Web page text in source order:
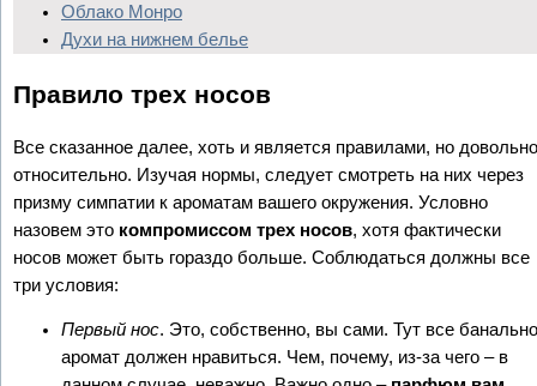
Облако Монро
Духи на нижнем белье
Правило трех носов
Все сказанное далее, хоть и является правилами, но довольно
относительно. Изучая нормы, следует смотреть на них через
призму симпатии к ароматам вашего окружения. Условно
назовем это компромиссом трех носов, хотя фактически
носов может быть гораздо больше. Соблюдаться должны все
три условия:
Первый нос. Это, собственно, вы сами. Тут все
аромат должен нравиться. Чем, почему, из-за чего – в